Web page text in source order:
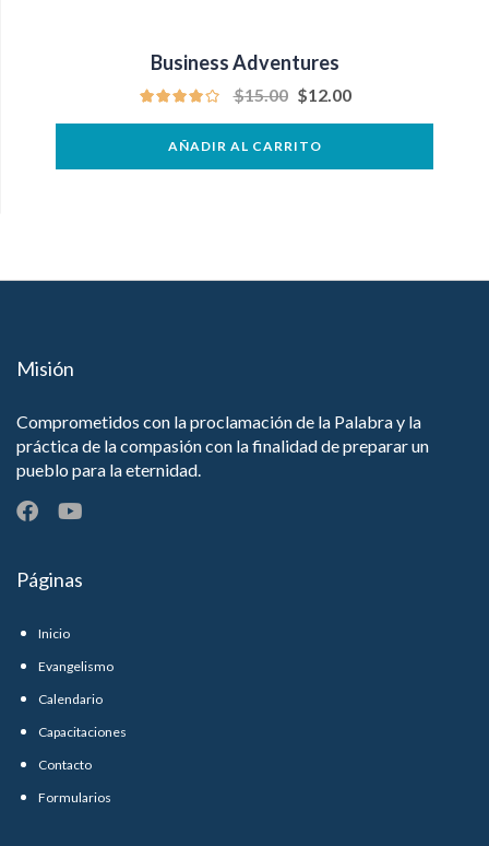
Business Adventures
$15.00 $12.00
AÑADIR AL CARRITO
Misión
Comprometidos con la proclamación de la Palabra y la
práctica de la compasión con la finalidad de preparar un
pueblo para la eternidad.
Páginas
Inicio
Evangelismo
Calendario
Capacitaciones
Contacto
Formularios